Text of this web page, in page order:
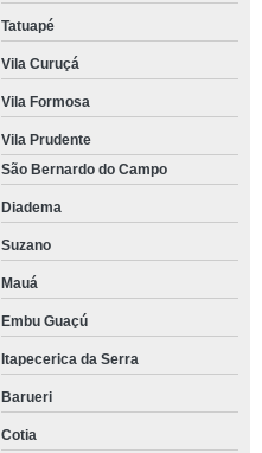
Tatuapé
Vila Curuçá
Vila Formosa
Vila Prudente
São Bernardo do Campo
Diadema
Suzano
Mauá
Embu Guaçú
Itapecerica da Serra
Barueri
Cotia